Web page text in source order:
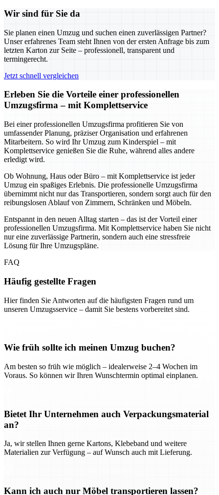
Wir sind für Sie da
Sie planen einen Umzug und suchen einen zuverlässigen Partner?
Unser erfahrenes Team steht Ihnen von der ersten Anfrage bis zum
letzten Karton zur Seite – professionell, transparent und
termingerecht.
Jetzt schnell vergleichen
Erleben Sie die Vorteile einer professionellen
Umzugsfirma – mit Komplettservice
Bei einer professionellen Umzugsfirma profitieren Sie von
umfassender Planung, präziser Organisation und erfahrenen
Mitarbeitern. So wird Ihr Umzug zum Kinderspiel – mit
Komplettservice genießen Sie die Ruhe, während alles andere
erledigt wird.
Ob Wohnung, Haus oder Büro – mit Komplettservice ist jeder
Umzug ein spaßiges Erlebnis. Die professionelle Umzugsfirma
übernimmt nicht nur das Transportieren, sondern sorgt auch für den
reibungslosen Ablauf von Zimmern, Schränken und Möbeln.
Entspannt in den neuen Alltag starten – das ist der Vorteil einer
professionellen Umzugsfirma. Mit Komplettservice haben Sie nicht
nur eine zuverlässige Partnerin, sondern auch eine stressfreie
Lösung für Ihre Umzugspläne.
FAQ
Häufig gestellte Fragen
Hier finden Sie Antworten auf die häufigsten Fragen rund um
unseren Umzugsservice – damit Sie bestens vorbereitet sind.
Wie früh sollte ich meinen Umzug buchen?
Am besten so früh wie möglich – idealerweise 2–4 Wochen im
Voraus. So können wir Ihren Wunschtermin optimal einplanen.
Bietet Ihr Unternehmen auch Verpackungsmaterial
an?
Ja, wir stellen Ihnen gerne Kartons, Klebeband und weitere
Materialien zur Verfügung – auf Wunsch auch mit Lieferung.
Kann ich auch nur Möbel transportieren lassen?